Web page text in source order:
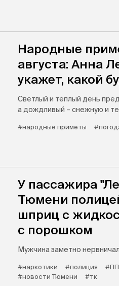
Народные
августа: Анна
укажет, какой
Светлый и теплый день
а дождливый – снежную и
#народные приметы
У пассажира
Тюмени
шприц с
с порошком
Мужчина заметно
#наркотики #полиция
#новости Тюмени
#тк